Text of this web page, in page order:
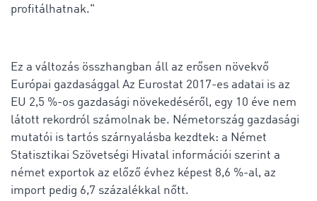
profitálhatnak."
Ez a változás összhangban áll az erősen növekvő
Európai gazdasággal Az Eurostat 2017-es adatai is az
EU 2,5 %-os gazdasági növekedéséről, egy 10 éve nem
látott rekordról számolnak be. Németország gazdasági
mutatói is tartós szárnyalásba kezdtek: a Német
Statisztikai Szövetségi Hivatal információi szerint a
német exportok az előző évhez képest 8,6 %-al, az
import pedig 6,7 százalékkal nőtt.